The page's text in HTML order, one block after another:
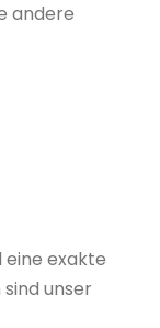
andere
eine exakte
unser